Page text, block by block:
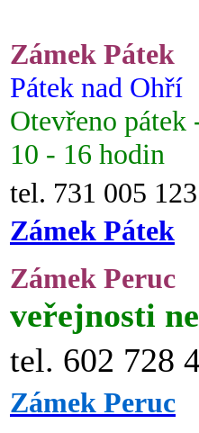
Zámek Pátek
Pátek nad Ohří
Otevřeno pátek
10 - 16 hodin
tel. 731 005 123
Zámek Pátek
Zámek Peruc
veřejnosti
tel. 602 728
Zámek Peruc